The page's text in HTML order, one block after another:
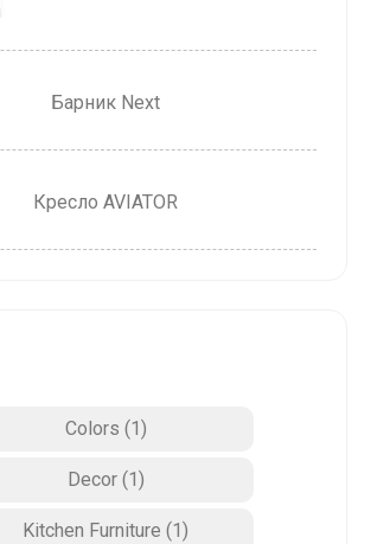
Барник Next
Кресло AVIATOR
Colors (1)
Decor(1)
Kitchen Furniture (1)